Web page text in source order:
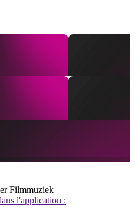
Filmmuziek
l'application :